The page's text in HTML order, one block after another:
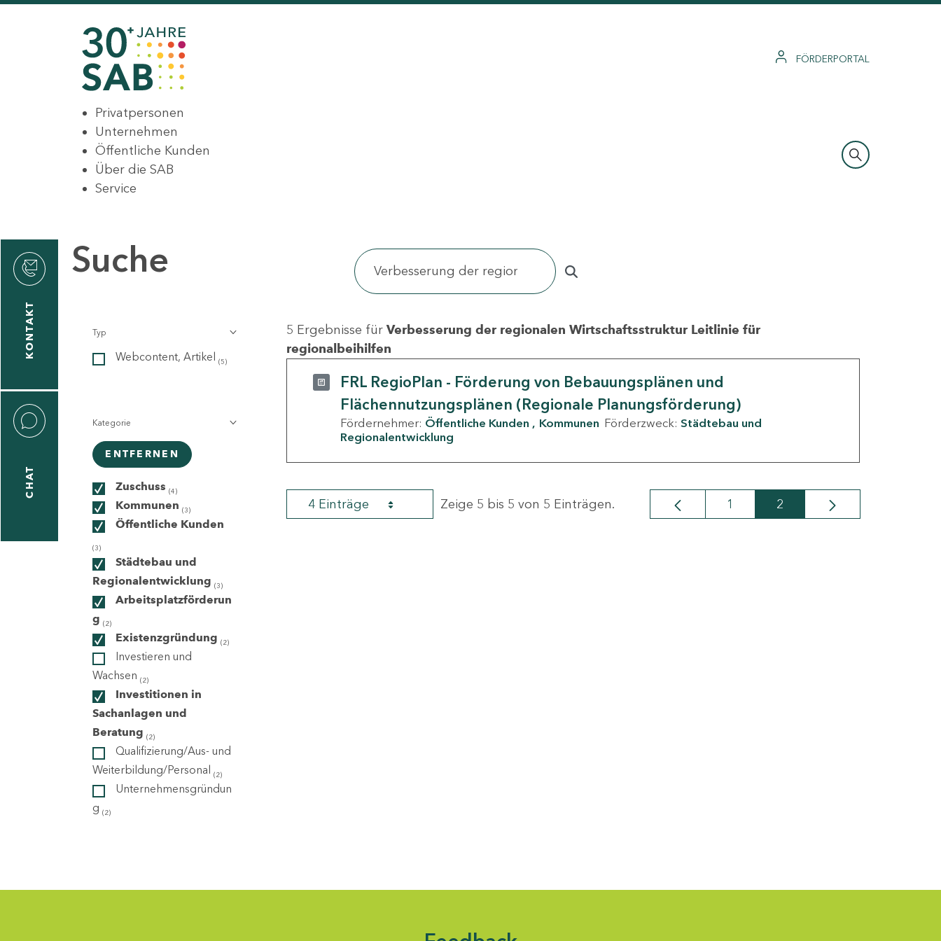
FÖRDERPORTAL
Privatpersonen
Unternehmen
Öffentliche Kunden
Über die SAB
Service
KONTAKT
CHAT
Suche
Typ
Webcontent, Artikel (5)
Kategorie
ENTFERNEN
Zuschuss (4)
Kommunen (3)
Öffentliche Kunden
(3)
Städtebau und
Regionalentwicklung (3)
Arbeitsplatzförderun
g (2)
Existenzgründung (2)
Investieren und
Wachsen (2)
Investitionen in
Sachanlagen und
Beratung (2)
Qualifizierung/Aus- und
Weiterbildung/Personal (2)
Unternehmensgründun
g (2)
5 Ergebnisse für Verbesserung der regionalen Wirtschaftsstruktur Leitlinie für
regionalbeihilfen
FRL RegioPlan - Förderung von Bebauungsplänen und
Flächennutzungsplänen (Regionale Planungsförderung)
Fördernehmer: Öffentliche Kunden Kommunen Förderzweck: Städtebau und
Regionalentwicklung
4 Einträge Zeige 5 bis 5 von 5 Einträgen. Seite
1 Seite
2